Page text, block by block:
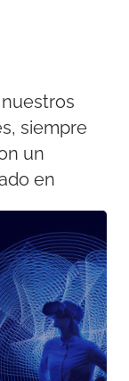
siempre
un
en